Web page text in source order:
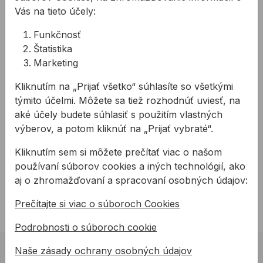
betónové a sanované plochy
cementové potery
betónové tvárnice a prefabrikáty
Na stiahnutie
Katalóg produktov PAGEL
TL PAGEL O1
Technický list pre roztok na ochranu betónových
PDF
02 623 10 920
Vás na tieto účely:
Funkčnosť
Štatistika
Marketing
Kliknutím na „Prijať všetko“ súhlasíte so všetkými
týmito účelmi. Môžete sa tiež rozhodnúť uviesť, na
aké účely budete súhlasiť s použitím vlastných
výberov, a potom kliknúť na „Prijať vybraté“.
Kliknutím sem si môžete prečítať viac o našom
používaní súborov cookies a iných technológií, ako
aj o zhromažďovaní a spracovaní osobných údajov:
Prečítajte si viac o súboroch Cookies
Podrobnosti o súboroch cookie
Naše zásady ochrany osobných údajov